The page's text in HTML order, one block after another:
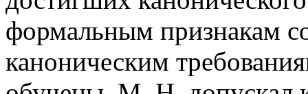
формальным признакам
каноническим